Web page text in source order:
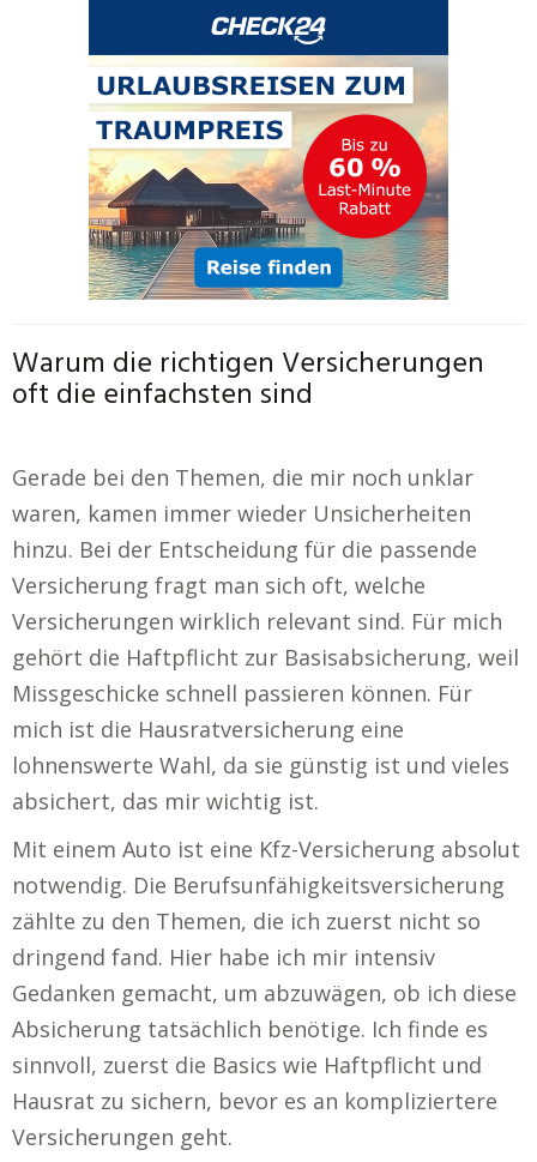
Warum die richtigen Versicherungen
oft die einfachsten sind
Gerade bei den Themen, die mir noch unklar
waren, kamen immer wieder Unsicherheiten
hinzu. Bei der Entscheidung für die passende
Versicherung fragt man sich oft, welche
Versicherungen wirklich relevant sind. Für mich
gehört die Haftpflicht zur Basisabsicherung, weil
Missgeschicke schnell passieren können. Für
mich ist die Hausratversicherung eine
lohnenswerte Wahl, da sie günstig ist und vieles
absichert, das mir wichtig ist.
Mit einem Auto ist eine Kfz-Versicherung absolut
notwendig. Die Berufsunfähigkeitsversicherung
zählte zu den Themen, die ich zuerst nicht so
dringend fand. Hier habe ich mir intensiv
Gedanken gemacht, um abzuwägen, ob ich diese
Absicherung tatsächlich benötige. Ich finde es
sinnvoll, zuerst die Basics wie Haftpflicht und
Hausrat zu sichern, bevor es an kompliziertere
Versicherungen geht.